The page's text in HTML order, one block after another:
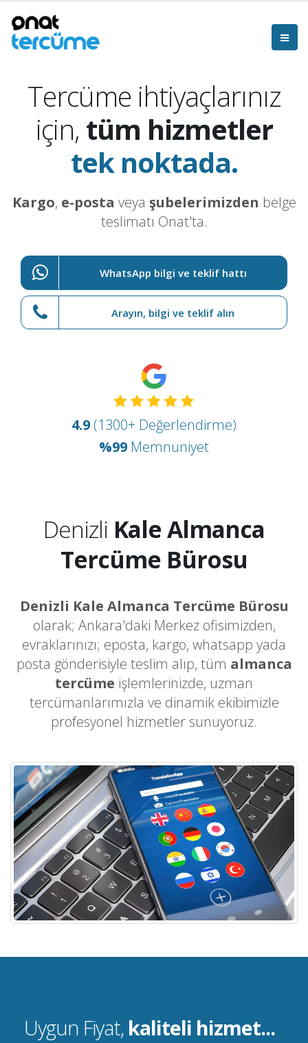
Tercüme ihtiyaçlarınız
için, tüm hizmetler
tek noktada.
Kargo, e-posta veya şubelerimizden belge
teslimatı Onat'ta.
WhatsApp bilgi ve teklif hattı
Arayın, bilgi ve teklif alın
4.9 (1300+ Değerlendirme)
%99 Memnuniyet
Denizli Kale Almanca
Tercüme Bürosu
Denizli Kale Almanca Tercüme Bürosu
olarak; Ankara'daki Merkez ofisimizden,
evraklarınızı; eposta, kargo, whatsapp yada
posta gönderisiyle teslim alıp, tüm almanca
tercüme işlemlerinizde, uzman
tercümanlarımızla ve dinamik ekibimizle
profesyonel hizmetler sunuyoruz.
Uygun Fiyat, kaliteli hizmet...